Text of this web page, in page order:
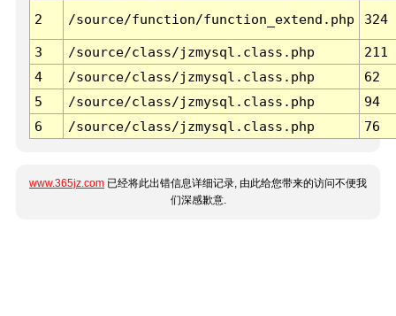
2 /source/function/function_extend.php 324
3 /source/class/jzmysql.class.php
211
4
/source/class/jzmysql.class.php
62
5
/source/class/jzmysql.class.php
94
6
/source/class/jzmysql.class.php 76
www.365jz.com 已经将此出错信息详细记录, 由此给您带来的访问不便我
们深感歉意.